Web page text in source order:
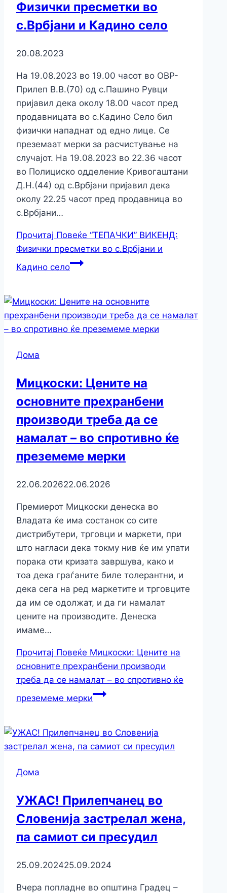
Физички пресметки во
с.Врбјани и Кадино село
20.08.2023
На 19.08.2023 во 19.00 часот во ОВР-
Прилеп В.В.(70) од с.Пашино Рувци
пријавил дека околу 18.00 часот пред
продавницата во с.Кадино Село бил
физички нападнат од едно лице. Се
преземаат мерки за расчистување на
случајот. На 19.08.2023 во 22.36 часот
во Полициско одделение Кривогаштани
Д.Н.(44) од с.Врбјани пријавил дека
околу 22.25 часот пред продавница во
с.Врбјани…
Прочитај Повеќе “ТЕПАЧКИ” ВИКЕНД:
Физички пресметки во с.Врбјани и
Кадино село
Дома
Мицкоски: Цените на
основните прехранбени
производи треба да се
намалат – во спротивно ќе
преземеме мерки
22.06.202622.06.2026
Премиерот Мицкоски денеска во
Владата ќе има состанок со сите
дистрибутери, трговци и маркети, при
што нагласи дека токму нив ќе им упати
порака оти кризата завршува, како и
тоа дека граѓаните биле толерантни, и
дека сега на ред маркетите и трговците
да им се одолжат, и да ги намалат
цените на производите. Денеска
имаме…
Прочитај Повеќе Мицкоски: Цените на
основните прехранбени производи
треба да се намалат – во спротивно ќе
преземеме мерки
Дома
УЖАС! Прилепчанец во
Словенија застрелал жена,
па самиот си пресудил
25.09.202425.09.2024
Вчера попладне во општина Градец –